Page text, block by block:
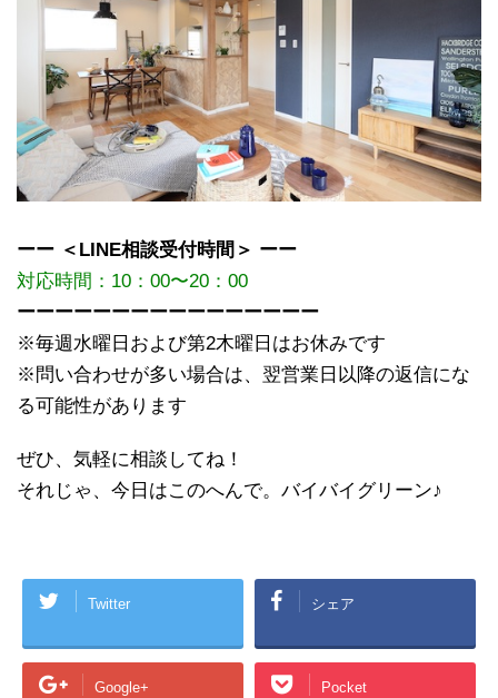
ーー ＜LINE相談受付時間＞ ーー
対応時間：10：00〜20：00
ーーーーーーーーーーーーーーーー
※毎週水曜日および第2木曜日はお休みです
※問い合わせが多い場合は、翌営業日以降の返信にな
る可能性があります
ぜひ、気軽に相談してね！
それじゃ、今日はこのへんで。バイバイグリーン♪
Twitter シェア
Google+ Pocket